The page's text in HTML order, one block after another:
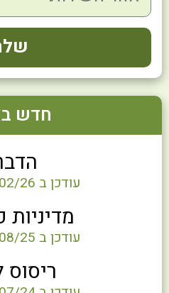
חדש
עודכן ב 18/02/26 10:26
מדיניות
עודכן ב 20/08/25 10:10
ריסוס